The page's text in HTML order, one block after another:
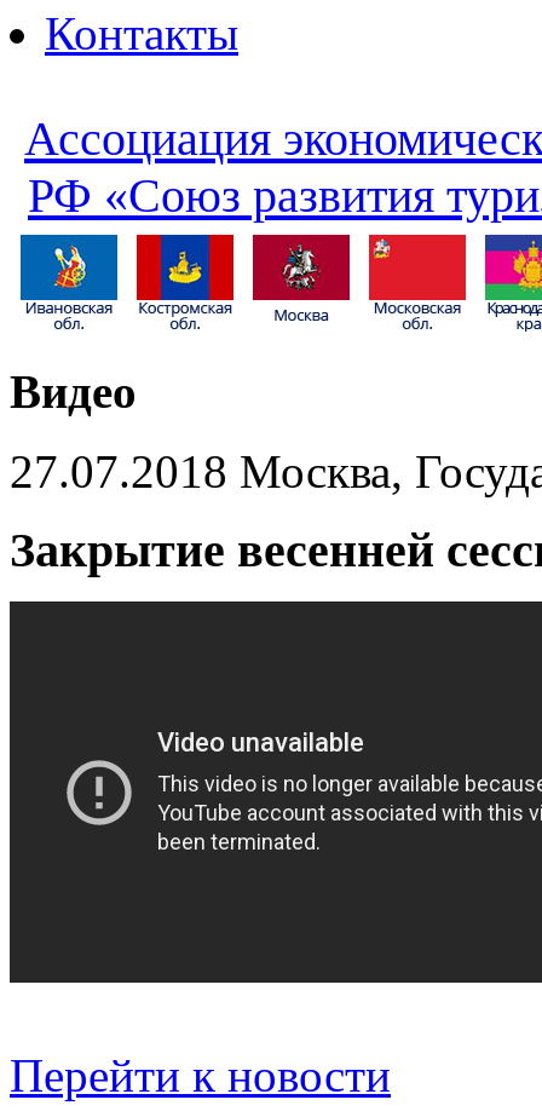
Контакты
Ассоциация
РФ «Союз развития
Видео
27.07.2018 Москва,
Закрытие весенней
Перейти к новости